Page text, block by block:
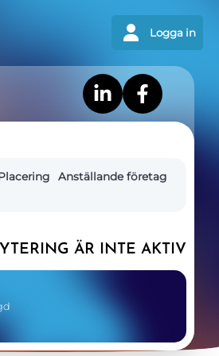
Logga in
Anställande företag
ÄR INTE AKTIV